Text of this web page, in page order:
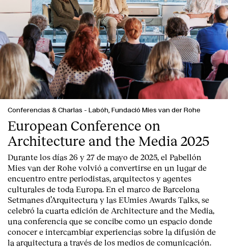
Conferencias & Charlas - Labóh, Fundació Mies van der Rohe
European Conference on
Architecture and the Media 2025
Durante los días 26 y 27 de mayo de 2025, el Pabellón
Mies van der Rohe volvió a convertirse en un lugar de
encuentro entre periodistas, arquitectos y agentes
culturales de toda Europa. En el marco de Barcelona
Setmanes d’Arquitectura y las EUmies Awards Talks, se
celebró la cuarta edición de Architecture and the Media,
una conferencia que se concibe como un espacio donde
conocer e intercambiar experiencias sobre la difusión de
la arquitectura a través de los medios de comunicación.